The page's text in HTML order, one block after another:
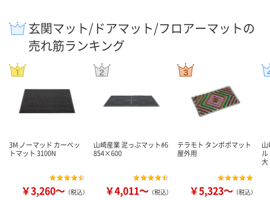
玄関マット/ドアマット/フロアーマットの
売れ筋ランキング
3M ノーマッド カーペッ
トマット 3100N
￥3,260～ （税込）
山崎産業 泥っぷマット#6
854×600
￥4,011～ （税込）
テラモト タンポポマット
屋外用
￥5,323～ （税込）